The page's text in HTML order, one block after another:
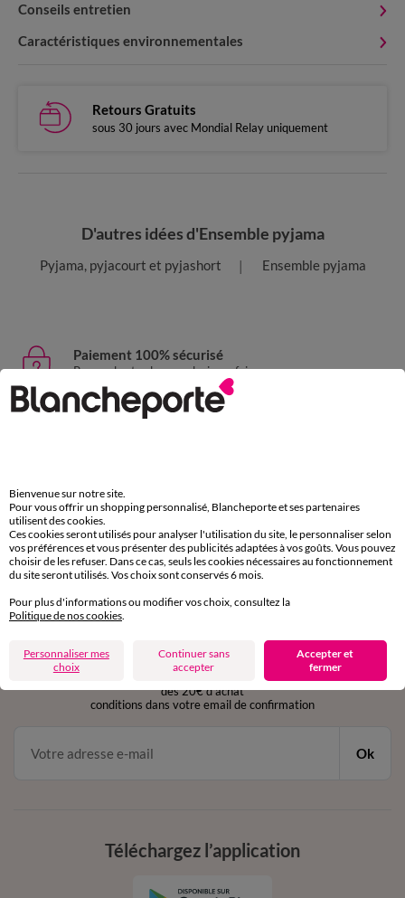
Conseils entretien
Caractéristiques environnementales
Retours Gratuits
sous 30 jours avec Mondial Relay uniquement
D'autres idées d'Ensemble pyjama
Pyjama, pyjacourt et pyjashort Ensemble pyjama
Paiement 100% sécurisé
Payez plus tard ou en plusieurs fois
Livraison express
sous 30 jours avec Mondial Relay uniquement
Service clients
par chat et par téléphone
de 8h00 à 20h00 du lundi au samedi
en vous inscrivant à la newsletter
dès 20€ d’achat
conditions dans votre email de confirmation
Ok
Téléchargez l’application
Bienvenue sur notre site.
Pour vous offrir un shopping personnalisé, Blancheporte et ses partenaires
utilisent des cookies.
Ces cookies seront utilisés pour analyser l'utilisation du site, le personnaliser selon
vos préférences et vous présenter des publicités adaptées à vos goûts. Vous pouvez
choisir de les refuser. Dans ce cas, seuls les cookies nécessaires au fonctionnement
du site seront utilisés. Vos choix sont conservés 6 mois.
Pour plus d'informations ou modifier vos choix, consultez la
Politique de nos cookies
Personnaliser mes
choix
Continuer sans
accepter
Accepter et
fermer